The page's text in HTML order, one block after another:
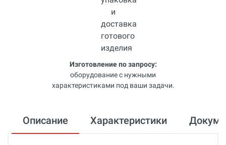
Изготовление по запросу:
оборудование с нужными
характеристиками под ваши задачи.
Описание Характеристики